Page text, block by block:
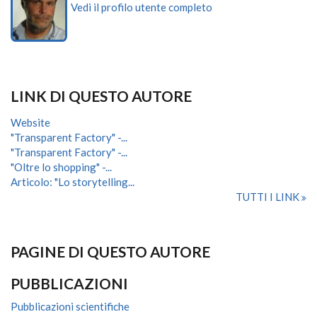
Vedi il profilo utente completo
LINK DI QUESTO AUTORE
Website
"Transparent Factory" -...
"Transparent Factory" -...
"Oltre lo shopping" -...
Articolo: "Lo storytelling...
TUTTI I LINK
PAGINE DI QUESTO AUTORE
PUBBLICAZIONI
Pubblicazioni scientifiche